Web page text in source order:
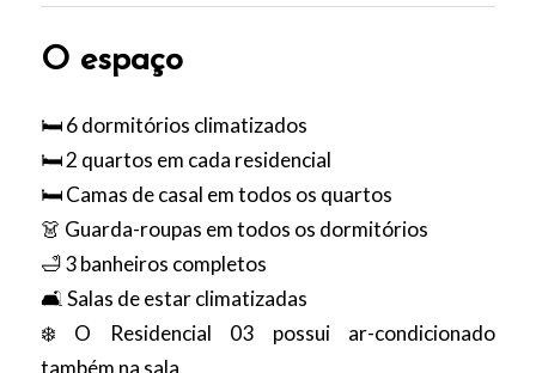
O espaço
🛏️ 6 dormitórios climatizados
🛏️ 2 quartos em cada residencial
🛏️ Camas de casal em todos os quartos
👗 Guarda-roupas em todos os dormitórios
🛁 3 banheiros completos
🛋️ Salas de estar climatizadas
❄️ O Residencial 03 possui ar-condicionado
também na sala